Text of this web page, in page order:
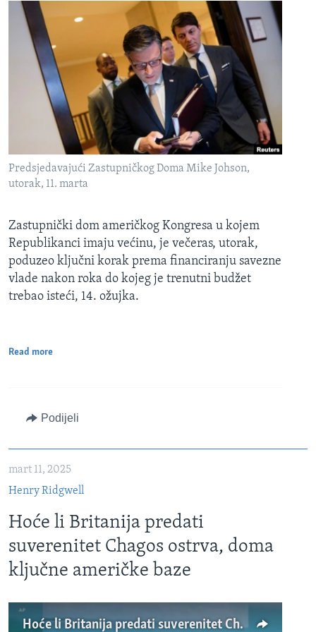
Predsjedavajući Zastupničkog Doma Mike Johson,
utorak, 11. marta
Zastupnički dom američkog Kongresa u kojem
Republikanci imaju većinu, je večeras, utorak,
poduzeo ključni korak prema financiranju savezne
vlade nakon roka do kojeg je trenutni budžet
trebao isteći, 14. ožujka.
Read more
Podijeli
mart 11, 2025
Henry Ridgwell
Hoće li Britanija predati
suverenitet Chagos ostrva, doma
ključne američke baze
Hoće li Britanija predati suverenitet Chagos ostrva, doma ključne američke baze